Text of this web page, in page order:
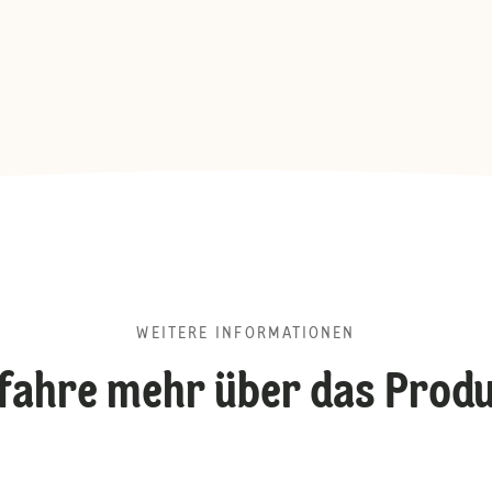
WEITERE INFORMATIONEN
mehr über das